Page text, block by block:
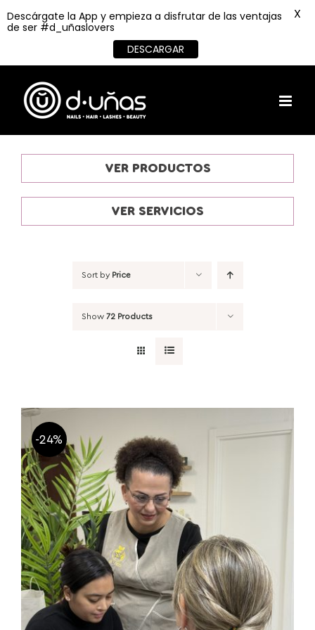
content
VER PRODUCTOS
VER SERVICIOS
Sort by Price
Show 72 Products
-24%
Descárgate la App y empieza a disfrutar de las ventajas
de ser #d_uñaslovers
DESCARGAR
X